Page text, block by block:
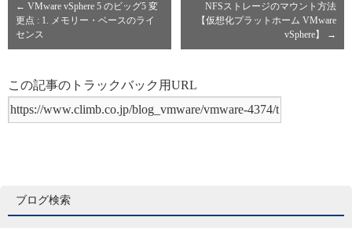
← VMware vSphere 5 のビッグ5 変
更点 : 1. メモリー・ベースのライ
センス
NFSストレージのマウント方法
【仮想化プラットホーム VMware
vSphere】
→
この記事のトラックバック用URL
ブログ検索